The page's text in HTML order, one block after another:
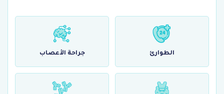
الطوارئ جراحة الأعصاب